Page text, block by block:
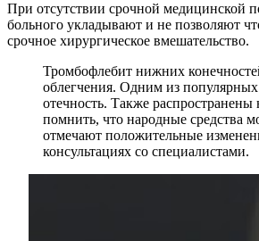
При отсутствии срочной медицинской
больного укладывают и не позволяют
срочное хирургическое вмешательство.
Тромбофлебит нижних
облегчения. Одним из
отечность. Также
помнить, что народные средства
отмечают положительные
консультациях со специалистами.